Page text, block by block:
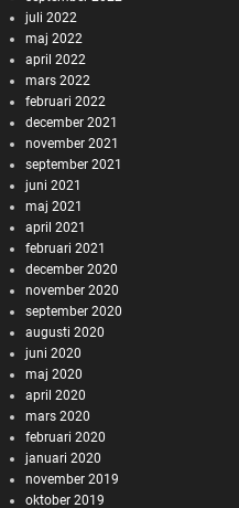
juli 2022
maj 2022
april 2022
mars 2022
februari 2022
december 2021
november 2021
september 2021
juni 2021
maj 2021
april 2021
februari 2021
december 2020
november 2020
september 2020
augusti 2020
juni 2020
maj 2020
april 2020
mars 2020
februari 2020
januari 2020
november 2019
oktober 2019